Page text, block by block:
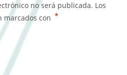
no será publicada. Los
marcados con *